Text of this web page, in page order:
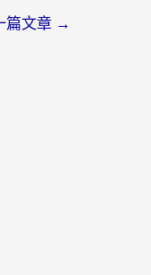
篇文章 →